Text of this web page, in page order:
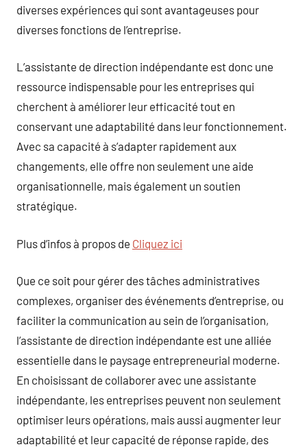
diverses expériences qui sont avantageuses pour
diverses fonctions de l’entreprise.
L’assistante de direction indépendante est donc une
ressource indispensable pour les entreprises qui
cherchent à améliorer leur efficacité tout en
conservant une adaptabilité dans leur fonctionnement.
Avec sa capacité à s’adapter rapidement aux
changements, elle offre non seulement une aide
organisationnelle, mais également un soutien
stratégique.
Plus d’infos à propos de Cliquez ici
Que ce soit pour gérer des tâches administratives
complexes, organiser des événements d’entreprise, ou
faciliter la communication au sein de l’organisation,
l’assistante de direction indépendante est une alliée
essentielle dans le paysage entrepreneurial moderne.
En choisissant de collaborer avec une assistante
indépendante, les entreprises peuvent non seulement
optimiser leurs opérations, mais aussi augmenter leur
adaptabilité et leur capacité de réponse rapide, des